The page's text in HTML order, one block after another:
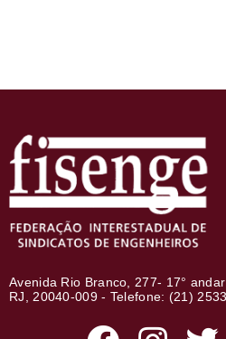
Avenida Rio Branco, 277- 17°
RJ, 20040-009 - Telefone: (21)